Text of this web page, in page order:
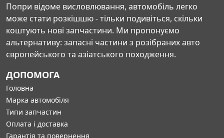
Попри відоме висловлювання, автомобіль легко
може стати розкішшю - тільки подивіться, скільки
коштують нові запчастини. Ми пропонуємо
альтернативу: запасні частини з розібраних авто
європейського та азіатського походження.
ДОПОМОГА
Головна
Марка автомобіля
Типи запчастин
Оплата і доставка
Гарантія та повернення